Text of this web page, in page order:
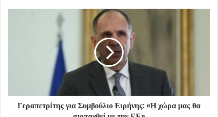
Γεραπετρίτης για Συμβούλιο Ειρήνης: «Η χώρα μας θα